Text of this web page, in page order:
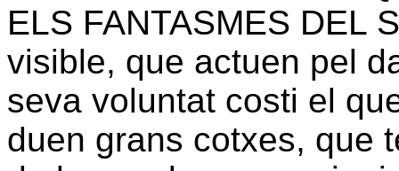
ELS FANTASMES DEL
visible, que actuen pel
seva voluntat costi el
duen grans cotxes, que